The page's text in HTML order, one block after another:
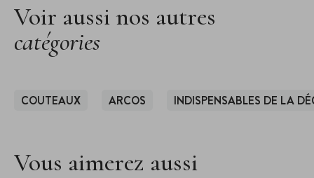
Voir aussi nos autres
catégories
COUTEAUX ARCOS INDISPENSABLES DE LA
Vous aimerez aussi